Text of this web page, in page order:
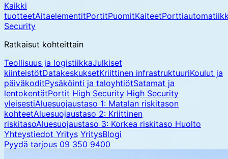
Kaikki
tuotteetAitaelementitPortitPuomitKaiteet
Security
Ratkaisut kohteittain
Teollisuus ja logistiikkaJulkiset
kiinteistötDatakeskuksetKriittinen infrastruktuuriKoulut ja
päiväkoditPysäköinti ja taloyhtiötSatamat ja
lentokentätPortit High Security High Security
yleisestiAluesuojaustaso 1: Matalan riskitason
kohteetAluesuojaustaso 2: Kriittinen
riskitasoAluesuojaustaso 3: Korkea riskitaso Huolto
Yhteystiedot Yritys YritysBlogi
Pyydä tarjous 09 350 9400